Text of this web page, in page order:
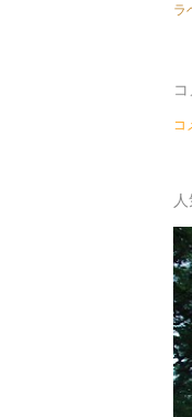
ラ
コ